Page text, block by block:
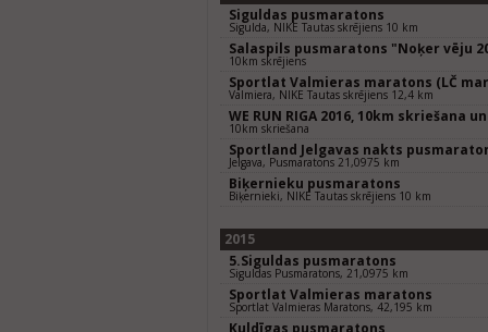
Siguldas pusmaratons
Sigulda, NIKE Tautas skrējiens 10 km
Salaspils pusmaratons "Noķer vēju
10km skrējiens
Sportlat Valmieras maratons (LČ
Valmiera, NIKE Tautas skrējiens 12,4 km
WE RUN RIGA 2016, 10km skriešana
10km skriešana
Sportland Jelgavas nakts
Jelgava, Pusmaratons 21,0975 km
Biķernieku pusmaratons
Biķernieki, NIKE Tautas skrējiens 10 km
2015
5.Siguldas pusmaratons
Siguldas Pusmaratons, 21,0975 km
Sportlat Valmieras maratons
Sportlat Valmieras Maratons, 42,195 km
Kuldīgas pusmaratons